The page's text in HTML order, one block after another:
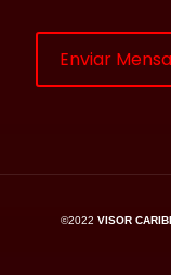
©2022 VISOR